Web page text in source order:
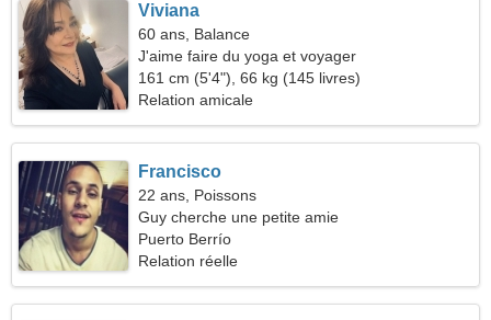
Viviana
60 ans, Balance
J'aime faire du yoga et voyager
161 cm (5'4"), 66 kg (145 livres)
Relation amicale
Francisco
22 ans, Poissons
Guy cherche une petite amie
Puerto Berrío
Relation réelle